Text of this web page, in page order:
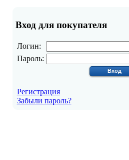
Вход для покупателя
Логин:
Пароль:
Регистрация
Забыли пароль?